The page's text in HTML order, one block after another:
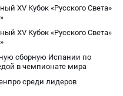
XV Кубок «Русского Света»
XV Кубок «Русского Света»
сборную Испании по
в чемпионате мира
среди лидеров